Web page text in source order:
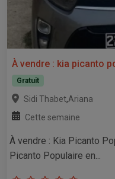
À vendre : kia picanto
Gratuit
Sidi Thabet,Ariana
Cette semaine
À vendre : Kia Picanto
Picanto Populaire en...